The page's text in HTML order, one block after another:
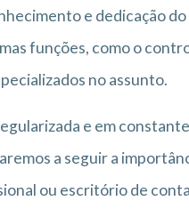
e dedicação
funções, como o
no assunto.
e em
a seguir a
ou escritório de